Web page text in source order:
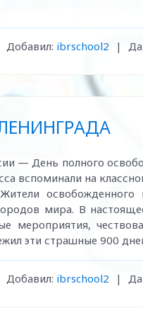
Добавил: ibrschool2 |
— День полного
вспоминали на
освобожденного
мира. В
мероприятия,
эти страшные 900
Добавил: ibrschool2 |